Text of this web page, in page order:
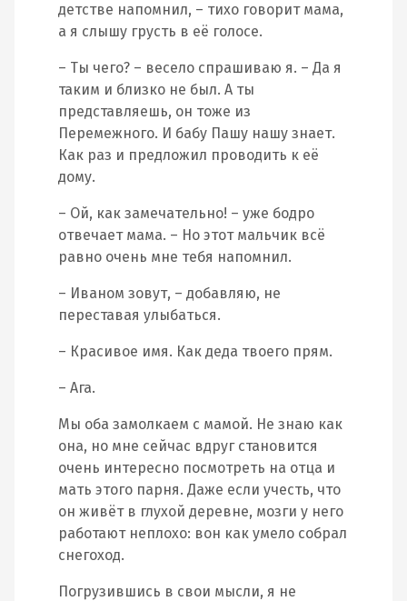
детстве напомнил, – тихо говорит мама,
а я слышу грусть в её голосе.
– Ты чего? – весело спрашиваю я. – Да я
таким и близко не был. А ты
представляешь, он тоже из
Перемежного. И бабу Пашу нашу знает.
Как раз и предложил проводить к её
дому.
– Ой, как замечательно! – уже бодро
отвечает мама. – Но этот мальчик всё
равно очень мне тебя напомнил.
– Иваном зовут, – добавляю, не
переставая улыбаться.
– Красивое имя. Как деда твоего прям.
– Ага.
Мы оба замолкаем с мамой. Не знаю как
она, но мне сейчас вдруг становится
очень интересно посмотреть на отца и
мать этого парня. Даже если учесть, что
он живёт в глухой деревне, мозги у него
работают неплохо: вон как умело собрал
снегоход.
Погрузившись в свои мысли, я не